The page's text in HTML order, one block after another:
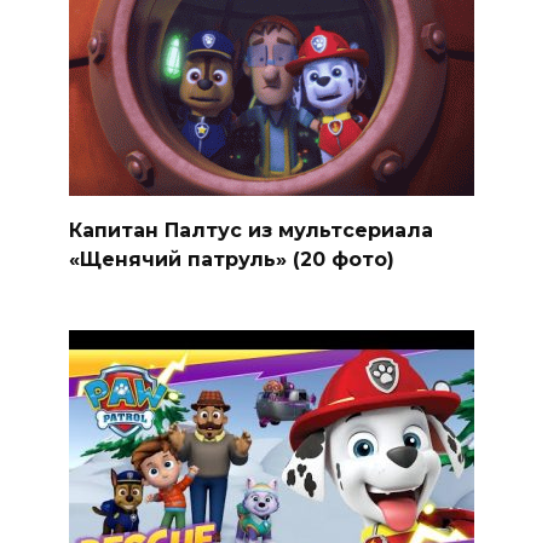
Капитан Палтус из мультсериала
«Щенячий патруль» (20 фото)